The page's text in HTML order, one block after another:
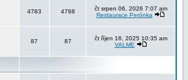
4783 4788
čt srpen 06, 2026 7:07 am
Restaurace Perónka
87 87
čt říjen 16, 2025 10:35 am
VALME